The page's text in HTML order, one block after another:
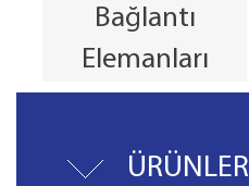
Bağlantı
Elemanları
ÜRÜNLER